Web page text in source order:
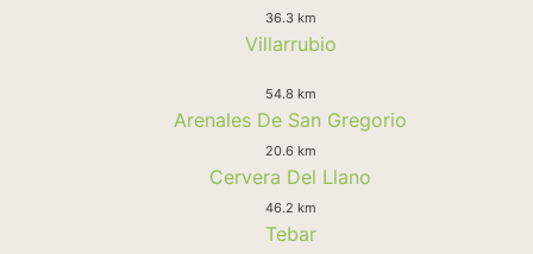
36.3 km
Villarrubio
54.8 km
Arenales De San Gregorio
20.6 km
Cervera Del Llano
46.2 km
Tebar